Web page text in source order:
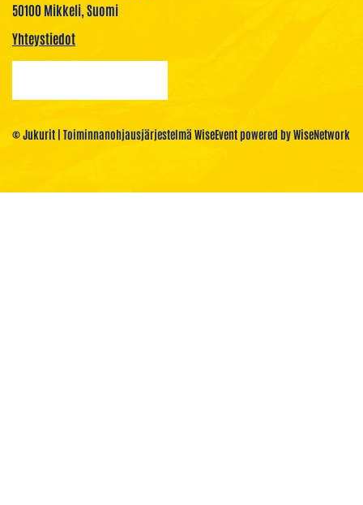
50100 Mikkeli, Suomi
Yhteystiedot
© Jukurit | Toiminnanohjausjärjestelmä WiseEventpowered byWiseNetwork